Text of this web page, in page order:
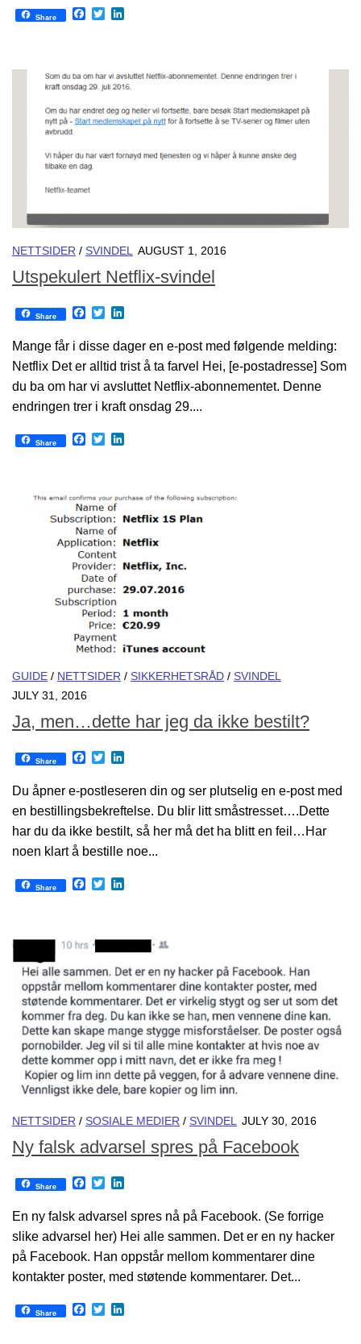
Share Facebook
Twitter
NETTSIDER / SVINDEL AUGUST 1, 2016
Utspekulert Netflix-svindel
Share Facebook
Twitter
Mange får i disse dager en e-post med følgende melding:
Netflix Det er alltid trist å ta farvel Hei, [e-postadresse] Som
du ba om har vi avsluttet Netflix-abonnementet. Denne
endringen trer i kraft onsdag 29....
Share Facebook
Twitter
GUIDE / NETTSIDER / SIKKERHETSRÅD / SVINDEL
JULY 31, 2016
Ja, men…dette har jeg da ikke bestilt?
Share Facebook
Twitter
Du åpner e-postleseren din og ser plutselig en e-post med
en bestillingsbekreftelse. Du blir litt småstresset….Dette
har du da ikke bestilt, så her må det ha blitt en feil…Har
noen klart å bestille noe...
Share Facebook
Twitter
NETTSIDER / SOSIALE MEDIER / SVINDEL JULY 30, 2016
Ny falsk advarsel spres på Facebook
Share Facebook
Twitter
En ny falsk advarsel spres nå på Facebook. (Se forrige
slike advarsel her) Hei alle sammen. Det er en ny hacker
på Facebook. Han oppstår mellom kommentarer dine
kontakter poster, med støtende kommentarer. Det...
Share Facebook
Twitter